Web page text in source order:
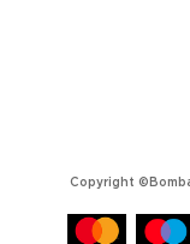
Copyright